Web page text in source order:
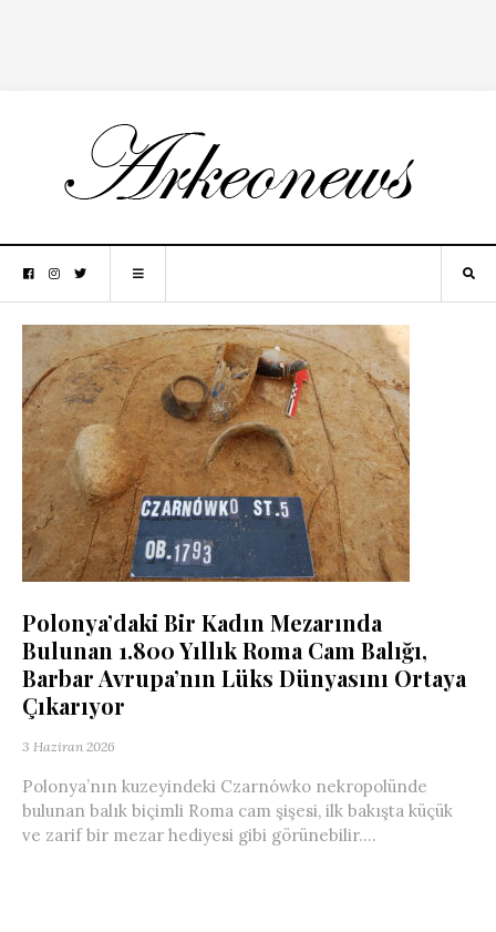
Polonya’daki Bir Kadın Mezarında
Bulunan 1.800 Yıllık Roma Cam Balığı,
Barbar Avrupa’nın Lüks Dünyasını Ortaya
Çıkarıyor
3 Haziran 2026
Polonya’nın kuzeyindeki Czarnówko nekropolünde
bulunan balık biçimli Roma cam şişesi, ilk bakışta küçük
ve zarif bir mezar hediyesi gibi görünebilir....